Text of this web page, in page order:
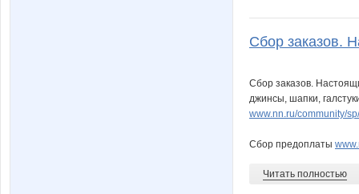
Сбор заказов.
Сбор заказов.
джинсы, шапки,
www.nn.ru/community/
Сбор предоплаты
Читать полностью